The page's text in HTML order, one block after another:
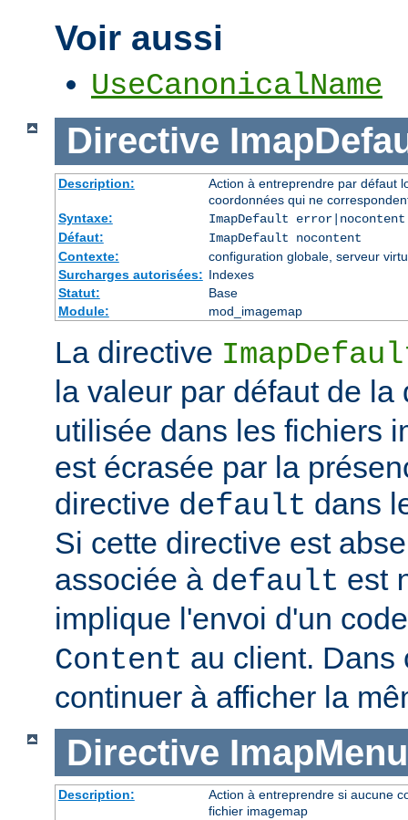
Voir aussi
UseCanonicalName
Directive
Description:
Action à entreprendre par défaut
coordonnées qui ne
Syntaxe:
ImapDefault
Défaut:
ImapDefault nocontent
Contexte:
configuration globale, serveur
Surcharges autorisées: Indexes
Statut:
Base
Module:
mod_imagemap
La directive
la valeur par défaut de
utilisée dans les fichiers
est écrasée par la
directive default dans
Si cette directive est
associée à default est
implique l'envoi d'un
Content au client. Dans
continuer à afficher la
Directive ImapMenu
Description:
Action à entreprendre si aucune
fichier imagemap